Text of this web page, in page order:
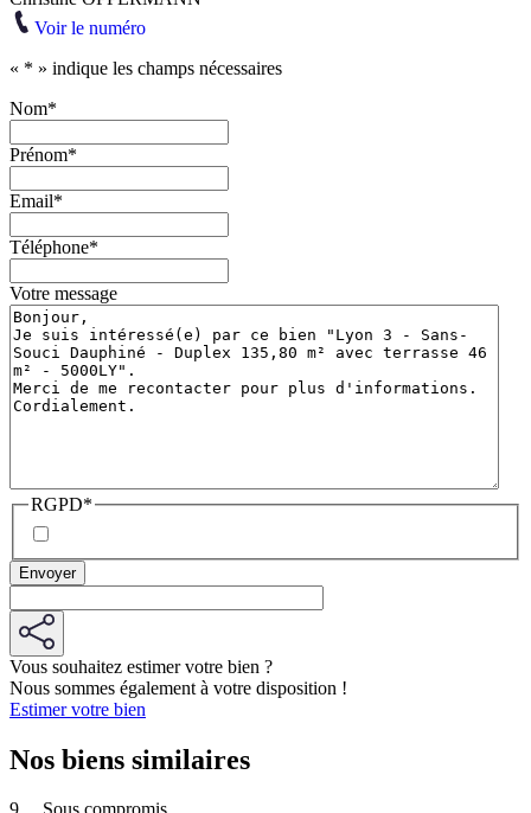
Voir le numéro
« * » indique les champs nécessaires
Nom*
Prénom*
Email*
Téléphone*
Votre message
RGPD*
Vous souhaitez estimer votre bien ?
Nous sommes également à votre disposition !
Estimer votre bien
Nos biens similaires